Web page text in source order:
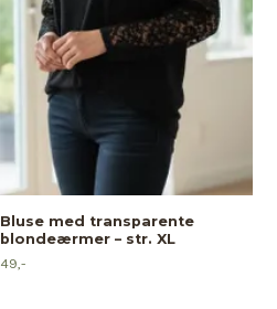
Bluse med transparente
blondeærmer – str. XL
49,-